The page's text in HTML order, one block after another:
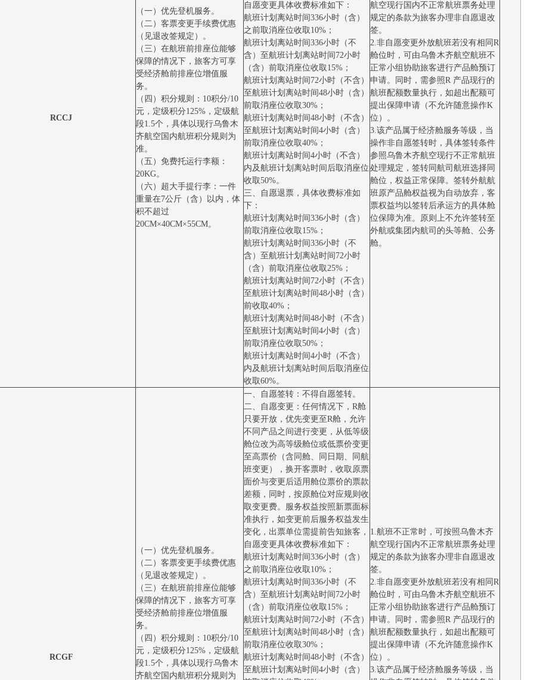
RCCJ
（一）优先登机服务。
（二）客票变更手续费优惠
（见退改签规定）。
（三）在航班前排座位能够
保障的情况下，旅客方可享
受经济舱前排座位增值服
务。
（四）积分规则：10积分/10
元，定级积分125%，定级航
段1.5个，具体以现行乌鲁木
齐航空国内航班积分规则为
准。
（五）免费托运行李额：
20KG。
（六）超大手提行李：一件
重量在7公斤（含）以内，体
积不超过
20CM×40CM×55CM。
自愿变更具体收费标准如下：
航班计划离站时间336小时（含）
之前取消座位收取10%；
航班计划离站时间336小时（不
含）至航班计划离站时间72小时
（含）前取消座位收取15%；
航班计划离站时间72小时（不含）
至航班计划离站时间48小时（含）
前取消座位收取30%；
航班计划离站时间48小时（不含）
至航班计划离站时间4小时（含）
前取消座位收取40%；
航班计划离站时间4小时（不含）
内及航班计划离站时间后取消座位
收取50%。
三、自愿退票，具体收费标准如
下：
航班计划离站时间336小时（含）
前取消座位收取15%；
航班计划离站时间336小时（不
含）至航班计划离站时间72小时
（含）前取消座位收取25%；
航班计划离站时间72小时（不含）
至航班计划离站时间48小时（含）
前收取40%；
航班计划离站时间48小时（不含）
至航班计划离站时间4小时（含）
前取消座位收取50%；
航班计划离站时间4小时（不含）
内及航班计划离站时间后取消座位
收取60%。
航空现行国内不正常航班票务处理
规定的条款为旅客办理非自愿退改
签。
2.非自愿变更外放航班若没有相同R
舱位时，可由乌鲁木齐航空航班不
正常小组协助旅客进行产品舱预订
申请。同时，需参照R 产品现行的
航班配额数量执行，如超出配额可
提出保障申请（不允许随意操作K
位）。
3.该产品属于经济舱服务等级，当
操作非自愿签转时，具体签转条件
参照乌鲁木齐航空现行不正常航班
处理规定，签转同航司航班选择同
舱位，权益正常保障。签转外航航
班原产品舱权益视为自动放弃，客
票权益均以签转后承运方的具体舱
位保障为准。原则上不允许签转至
外航或集团内航司的头等舱、公务
舱。
RCGF
（一）优先登机服务。
（二）客票变更手续费优惠
（见退改签规定）。
（三）在航班前排座位能够
保障的情况下，旅客方可享
受经济舱前排座位增值服
务。
（四）积分规则：10积分/10
元，定级积分125%，定级航
段1.5个，具体以现行乌鲁木
齐航空国内航班积分规则为
一、自愿签转：不得自愿签转。
二、自愿变更：任何情况下，R舱
只要开放，优先变更至R舱，允许
不同产品之间进行变更，从低等级
舱位改为高等级舱位或低票价变更
至高票价（含同舱、同日期、同航
班变更），换开客票时，收取原票
面价与变更后适用舱位票价的票款
差额，同时，按原舱位对应规则收
取变更费。服务权益按照新票面标
准执行，如变更前后服务权益发生
变化，出票单位需提前告知旅客，
自愿变更具体收费标准如下：
航班计划离站时间336小时（含）
之前取消座位收取10%；
航班计划离站时间336小时（不
含）至航班计划离站时间72小时
（含）前取消座位收取15%；
航班计划离站时间72小时（不含）
至航班计划离站时间48小时（含）
前取消座位收取30%；
航班计划离站时间48小时（不含）
至航班计划离站时间4小时（含）
1.航班不正常时，可按照乌鲁木齐
航空现行国内不正常航班票务处理
规定的条款为旅客办理非自愿退改
签。
2.非自愿变更外放航班若没有相同R
舱位时，可由乌鲁木齐航空航班不
正常小组协助旅客进行产品舱预订
申请。同时，需参照R 产品现行的
航班配额数量执行，如超出配额可
提出保障申请（不允许随意操作K
位）。
3.该产品属于经济舱服务等级，当